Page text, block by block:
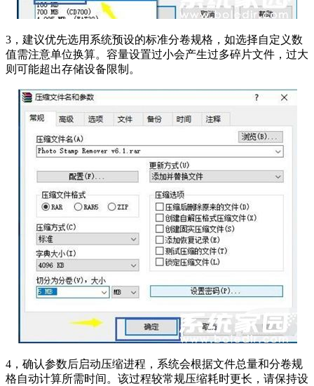
3，建议优先选用系统预设的标准分卷规格，如选择自定义数
值需注意单位换算。容量设置过小会产生过多碎片文件，过大
则可能超出存储设备限制。
4，确认参数后启动压缩进程，系统会根据文件总量和分卷规
格自动计算所需时间。该过程较常规压缩耗时更长，请保持设